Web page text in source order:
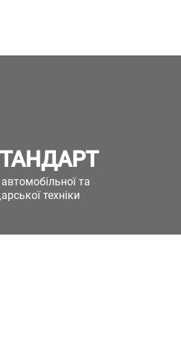
та
техніки